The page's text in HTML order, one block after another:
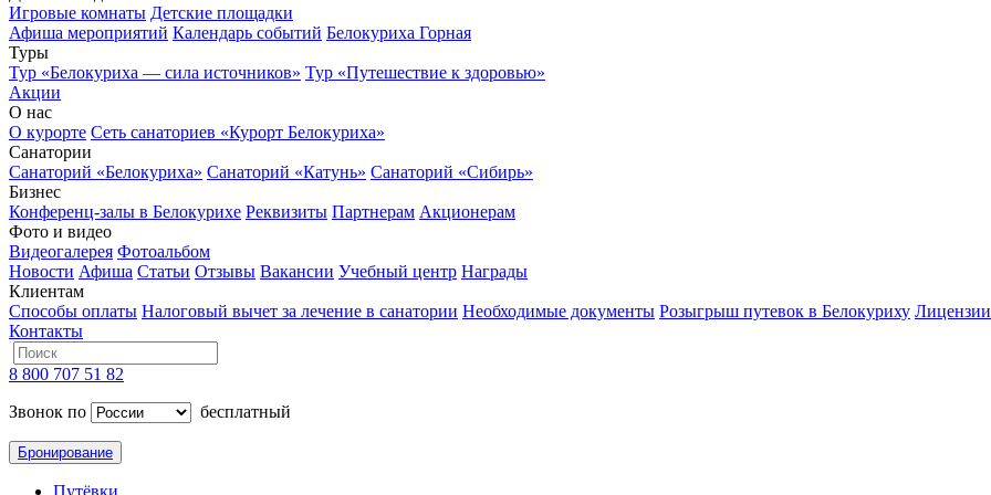
Игровые комнаты Детские площадки
Афиша мероприятий Календарь событий Белокуриха Горная
Туры
Тур «Белокуриха — сила источников» Тур «Путешествие к здоровью»
Акции
О нас
О курорте Сеть санаториев «Курорт Белокуриха»
Санатории
Санаторий «Белокуриха» Санаторий «Катунь» Санаторий «Сибирь»
Бизнес
Конференц-залы в Белокурихе Реквизиты Партнерам Акционерам
Фото и видео
Видеогалерея Фотоальбом
Новости Афиша Статьи Отзывы Вакансии Учебный центр Награды
Клиентам
Способы оплаты Налоговый вычет за лечение в санатории Необходимые документы Розыгрыш путевок в Белокуриху
Контакты
8 800 707 51 82
Звонок по
бесплатный
Бронирование
Путёвки